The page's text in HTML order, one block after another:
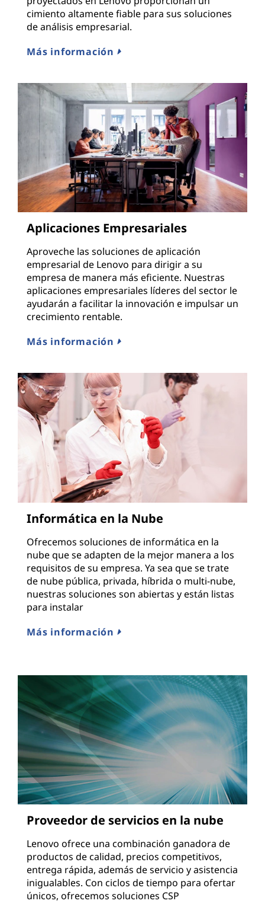
cimiento altamente fiable para sus soluciones
de análisis empresarial.
Más información
Aplicaciones Empresariales
Aproveche las soluciones de aplicación
empresarial de Lenovo para dirigir a su
empresa de manera más eficiente. Nuestras
aplicaciones empresariales líderes del sector le
ayudarán a facilitar la innovación e impulsar un
crecimiento rentable.
Más información
Informática en la Nube
Ofrecemos soluciones de informática en la
nube que se adapten de la mejor manera a los
requisitos de su empresa. Ya sea que se trate
de nube pública, privada, híbrida o multi-nube,
nuestras soluciones son abiertas y están listas
para instalar
Más información
Proveedor de servicios en la nube
Lenovo ofrece una combinación ganadora de
productos de calidad, precios competitivos,
entrega rápida, además de servicio y asistencia
inigualables. Con ciclos de tiempo para ofertar
únicos, ofrecemos soluciones CSP